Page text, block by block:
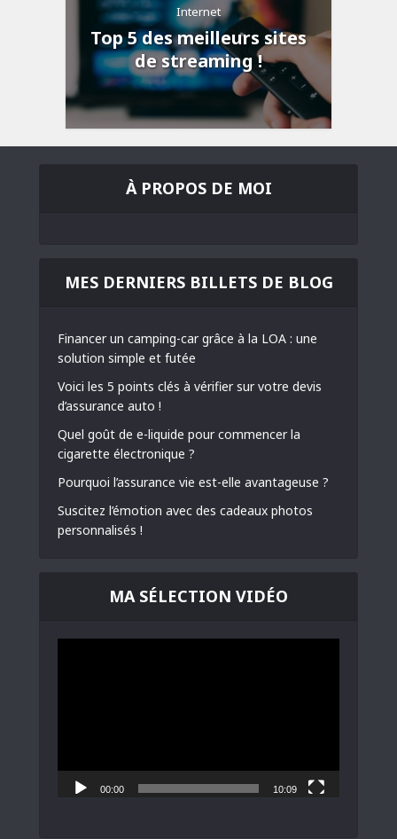
Internet
Top 5 des meilleurs sites
de streaming !
À PROPOS DE MOI
MES DERNIERS BILLETS DE BLOG
Financer un camping-car grâce à la LOA : une
solution simple et futée
Voici les 5 points clés à vérifier sur votre devis
d’assurance auto !
Quel goût de e-liquide pour commencer la
cigarette électronique ?
Pourquoi l’assurance vie est-elle avantageuse ?
Suscitez l’émotion avec des cadeaux photos
personnalisés !
MA SÉLECTION VIDÉO
00:00 10:09